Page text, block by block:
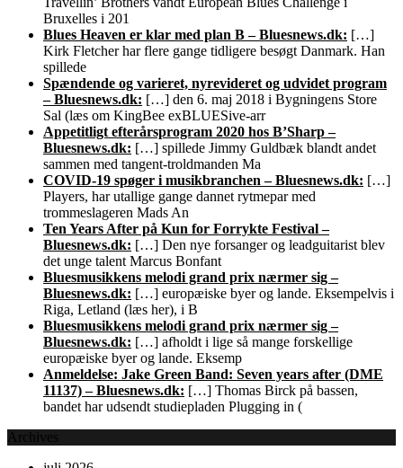
Bruxelles i 201
Blues Heaven er klar med plan B – Bluesnews.dk: […]
Kirk Fletcher har flere gange tidligere besøgt Danmark. Han
spillede
Spændende og varieret, nyrevideret og udvidet program
– Bluesnews.dk: […] den 6. maj 2018 i Bygningens Store
Sal (læs om KingBee exBLUESive-arr
Appetitligt efterårsprogram 2020 hos B’Sharp –
Bluesnews.dk: […] spillede Jimmy Guldbæk blandt andet
sammen med tangent-troldmanden Ma
COVID-19 spøger i musikbranchen – Bluesnews.dk: […]
Players, har utallige gange dannet rytmepar med
trommeslageren Mads An
Ten Years After på Kun for Forrykte Festival –
Bluesnews.dk: […] Den nye forsanger og leadguitarist blev
det unge talent Marcus Bonfant
Bluesmusikkens melodi grand prix nærmer sig –
Bluesnews.dk: […] europæiske byer og lande. Eksempelvis i
Riga, Letland (læs her), i B
Bluesmusikkens melodi grand prix nærmer sig –
Bluesnews.dk: […] afholdt i lige så mange forskellige
europæiske byer og lande. Eksemp
Anmeldelse: Jake Green Band: Seven years after (DME
11137) – Bluesnews.dk: […] Thomas Birck på bassen,
bandet har udsendt studiepladen Plugging in (
Archives